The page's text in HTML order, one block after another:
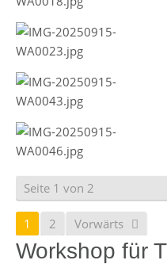
Seite 1 von 2
1 2 Vorwärts
Workshop für